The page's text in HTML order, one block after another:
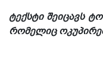
ტექსტი შეიცავს
რომელიც